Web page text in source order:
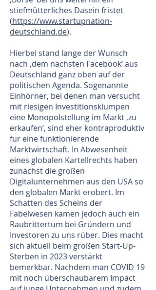
stiefmütterliches Dasein fristet
(https://www.startupnation-
deutschland.de).
Hierbei stand lange der Wunsch
nach ‚dem nächsten Facebook‘ aus
Deutschland ganz oben auf der
politischen Agenda. Sogenannte
Einhörner, bei denen man versucht
mit riesigen Investitionsklumpen
eine Monopolstellung im Markt ‚zu
erkaufen‘, sind eher kontraproduktiv
für eine funktionierende
Marktwirtschaft. In Abwesenheit
eines globalen Kartellrechts haben
zunächst die großen
Digitalunternehmen aus den USA so
den globalen Markt erobert. Im
Schatten des Scheins der
Fabelwesen kamen jedoch auch ein
Raubrittertum bei Gründern und
Investoren zu uns rüber. Dies macht
sich aktuell beim großen Start-Up-
Sterben in 2023 verstärkt
bemerkbar. Nachdem man COVID 19
mit noch überschaubarem Impact